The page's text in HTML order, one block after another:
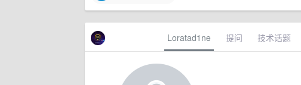
Loratad1ne 提问 技术话题